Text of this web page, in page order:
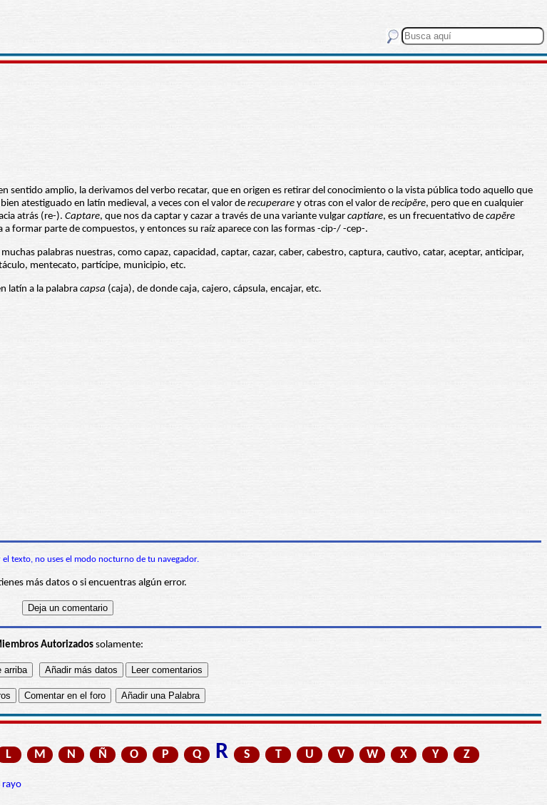
sentido amplio, la derivamos del verbo recatar, que en origen es retirar del conocimiento o la vista pública todo aquello que
atestiguado en latín medieval, a veces con el valor derecuperare y otras con el valor de recipĕre, pero que en cualquier
atrás (re-). Captare, que nos da captar y cazar a través de una variante vulgar captiare, es un frecuentativo de capĕre
formar parte de compuestos, y entonces su raíz aparece con las formas -cip-/ -cep-.
palabras nuestras, como capaz, capacidad, captar, cazar, caber, cabestro, captura, cautivo, catar, aceptar, anticipar,
mentecato, partícipe, municipio, etc.
latín a la palabra capsa (caja), de donde caja, cajero, cápsula, encajar, etc.
el texto, no uses el modo nocturno de tu navegador.
más datos o si encuentras algún error.
Autorizadossolamente:
L M N Ñ O P Q R S T U V W X Y Z
rayo